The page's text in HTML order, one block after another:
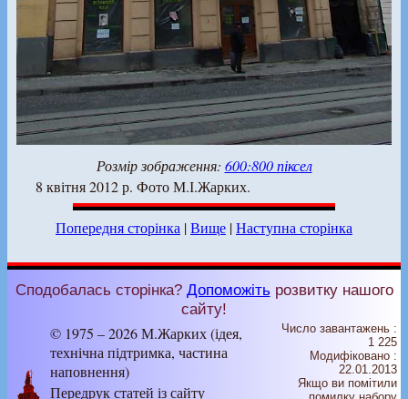
Розмір зображення: 600:800 піксел
8 квітня 2012 р. Фото М.І.Жарких.
Попередня сторінка |Вище |Наступна сторінка
Сподобалась сторінка? Допоможіть розвитку нашого
сайту!
© 1975 – 2026 М.Жарких (ідея,
технічна підтримка, частина
наповнення)
Передрук статей із сайту
Число завантажень :
1 225
Модифіковано :
22.01.2013
Якщо ви помітили